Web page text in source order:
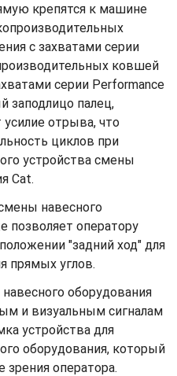
крепятся к машине
с захватами серии
ковшей
серии Performance
заподлицо палец,
отрыва, что
циклов при
устройства смены
Cat.
навесного
позволяет оператору
"задний ход" для
прямых углов.
оборудования
и визуальным сигналам
устройства для
оборудования, который
зрения оператора.